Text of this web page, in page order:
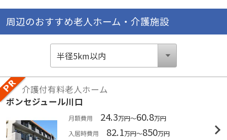
周辺のおすすめ老人ホーム・介護施設
介護付有料老人ホーム
ボンセジュール川口
月額費用 24.3万円～60.8万円
入居時費用
82.1万円～850万円